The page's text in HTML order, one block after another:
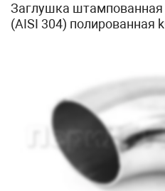
Заглушка
(AISI 304) полированная